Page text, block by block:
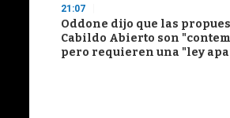
21:07
Oddone dijo que las
Cabildo Abierto son
pero requieren una "ley